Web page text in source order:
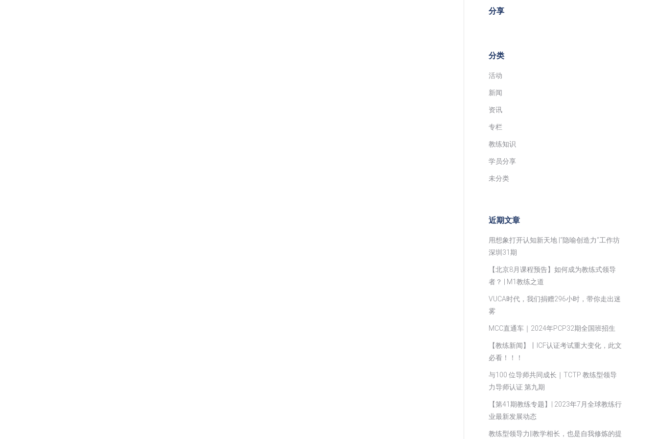
分享
分类
活动
新闻
资讯
专栏
教练知识
学员分享
未分类
近期文章
用想象打开认知新天地 |“隐喻创造力”工作坊
深圳31期
【北京8月课程预告】如何成为教练式领导
者？ | M1教练之道
VUCA时代，我们捐赠296小时，带你走出迷
雾
MCC直通车｜2024年PCP32期全国班招生
【教练新闻】丨ICF认证考试重大变化，此文
必看！！！
与100 位导师共同成长｜TCTP 教练型领导
力导师认证 第九期
【第41期教练专题】| 2023年7月全球教练行
业最新发展动态
教练型领导力||教学相长，也是自我修炼的提